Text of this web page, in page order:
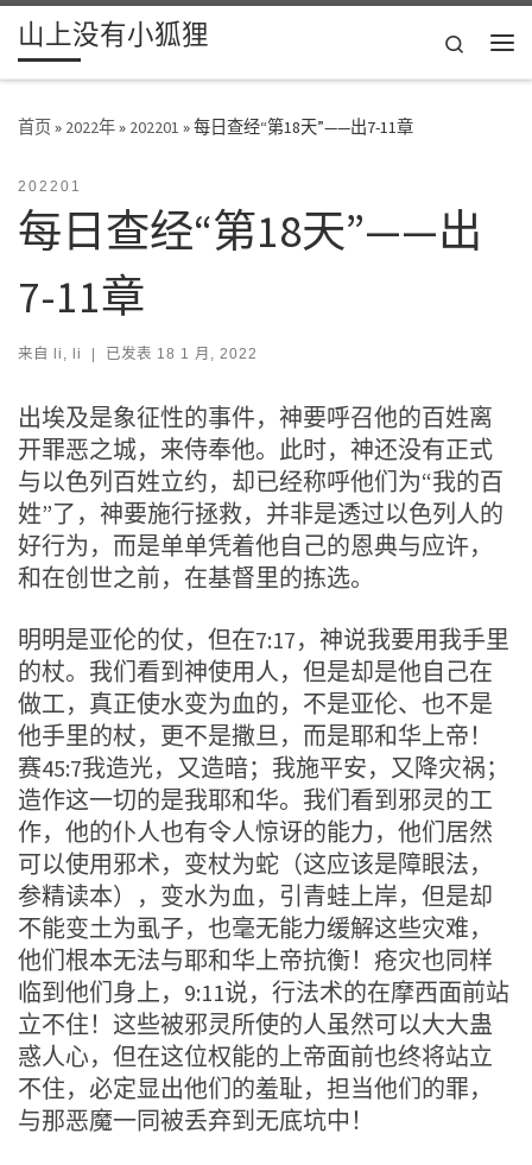
Skip to content
山上没有小狐狸
Search
首页» 2022年» 202201 »每日查经“第18天”——出7-11章
202201
每日查经“第18天”——出
7-11章
来自 li, li | 已发表 18 1 月, 2022
出埃及是象征性的事件，神要呼召他的百姓离
开罪恶之城，来侍奉他。此时，神还没有正式
与以色列百姓立约，却已经称呼他们为“我的百
姓”了，神要施行拯救，并非是透过以色列人的
好行为，而是单单凭着他自己的恩典与应许，
和在创世之前，在基督里的拣选。
明明是亚伦的仗，但在7:17，神说我要用我手里
的杖。我们看到神使用人，但是却是他自己在
做工，真正使水变为血的，不是亚伦、也不是
他手里的杖，更不是撒旦，而是耶和华上帝！
赛45:7我造光，又造暗；我施平安，又降灾祸；
造作这一切的是我耶和华。我们看到邪灵的工
作，他的仆人也有令人惊讶的能力，他们居然
可以使用邪术，变杖为蛇（这应该是障眼法，
参精读本），变水为血，引青蛙上岸，但是却
不能变土为虱子，也毫无能力缓解这些灾难，
他们根本无法与耶和华上帝抗衡！疮灾也同样
临到他们身上，9:11说，行法术的在摩西面前站
立不住！这些被邪灵所使的人虽然可以大大蛊
惑人心，但在这位权能的上帝面前也终将站立
不住，必定显出他们的羞耻，担当他们的罪，
与那恶魔一同被丢弃到无底坑中！